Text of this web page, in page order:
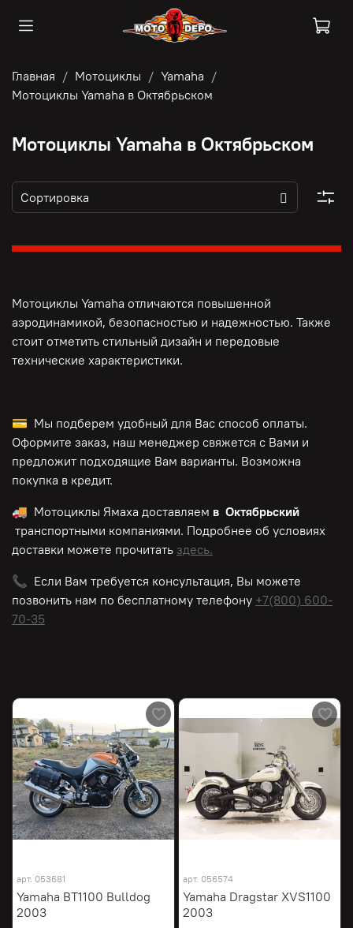
Главная Мотоциклы
Yamaha
Мотоциклы Yamaha в Октябрьском
Мотоциклы Yamaha в Октябрьском
Мотоциклы Yamaha отличаются повышенной
аэродинамикой, безопасностью и надежностью. Также
стоит отметить стильный дизайн и передовые
технические характеристики.
💳 Мы подберем удобный для Вас способ оплаты.
Оформите заказ, наш менеджер свяжется с Вами и
предложит подходящие Вам варианты. Возможна
покупка в кредит.
🚚 Мотоциклы Ямаха доставляем в Октябрьский
транспортными компаниями. Подробнее об условиях
доставки можете прочитать здесь.
📞 Если Вам требуется консультация, Вы можете
позвонить нам по бесплатному телефону +7(800) 600-
70-35
арт. 053681
Yamaha BT1100 Bulldog
2003
арт. 056574
Yamaha Dragstar XVS1100
2003